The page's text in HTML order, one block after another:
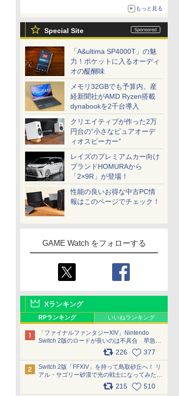
ニンテンドーeショップでは「大神 絶景版」が
もっと見る
Special Site
「A&ultima SP4000T」の魅
力！ポケットに入るオーディ
オの醍醐味
メモリ32GBでも予算内。産
経新聞社がAMD Ryzen搭載
dynabookを2千台導入
クリエイティブが作った2万
円台の“小さなピュアオーデ
ィオスピーカー”
レイズのプレミアムカー向け
ブランドHOMURAから
「2×9R」が登場！
性能の良いお得な中古PC情
報はこのページでチェック！
GAME Watch をフォローする
Xランキング
RPランキング いいねランキング
「ファイナルファンタジーXIV」Nintendo
Switch 2版のロードが長いのは不具合 早急に
アップデートできるよう対応中226 377
Switch 2版「FFXIV」を持って鳥取砂丘へ！ リ
アル・サゴリー砂漠で光の戦士になってみた
215 510